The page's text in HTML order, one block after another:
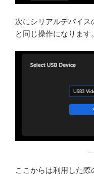
次にシリアルデバイ
と同じ操作になります。
ここからは利用した際